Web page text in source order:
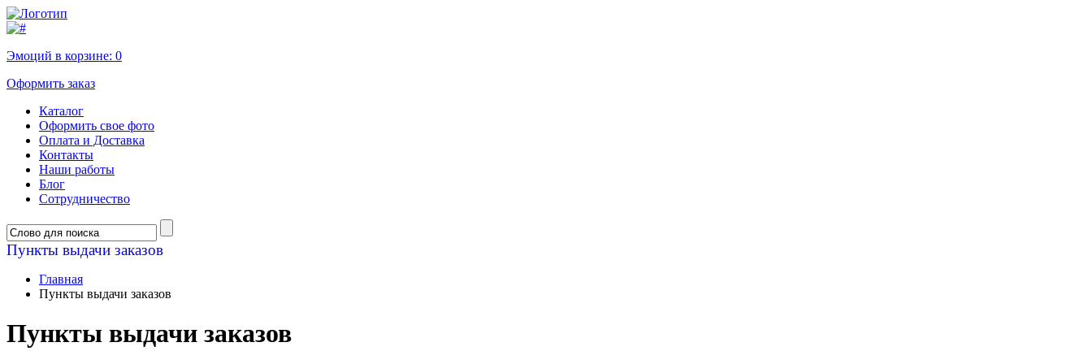
Эмоций в корзине: 0
Оформить заказ
Каталог
Оформить свое фото
Оплата и Доставка
Контакты
Наши работы
Блог
Сотрудничество
Пункты выдачи заказов
Главная
Пункты выдачи заказов
Пункты выдачи заказов